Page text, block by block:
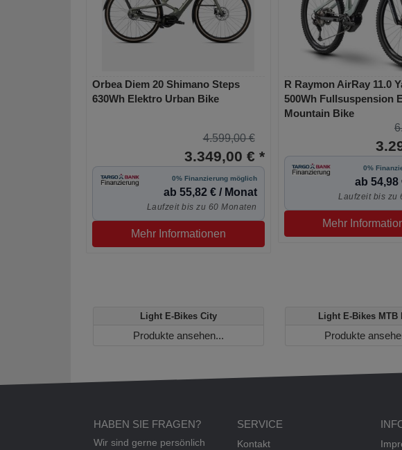
Orbea Diem 20 Shimano Steps
630Wh Elektro Urban Bike
4.599,00 €
3.349,00 € *
0% Finanzierung möglich
ab 55,82 € / Monat
Laufzeit bis zu 60 Monaten
Mehr Informationen
R Raymon AirRay 11.0
500Wh Fullsuspension
Mountain Bike
0%
ab 54,98
Laufzeit bis zu
Mehr
Light E-Bikes City
Produkte ansehen...
Light E-Bikes MTB
Produkte
HABEN SIE FRAGEN?
Wir sind gerne persönlich
SERVICE
Kontakt